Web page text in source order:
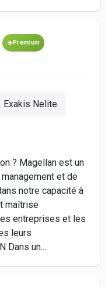
Premium
Exakis Nelite
? Magellan est un
et de
notre capacité à
maîtrise
entreprises et les
leurs
Dans un...